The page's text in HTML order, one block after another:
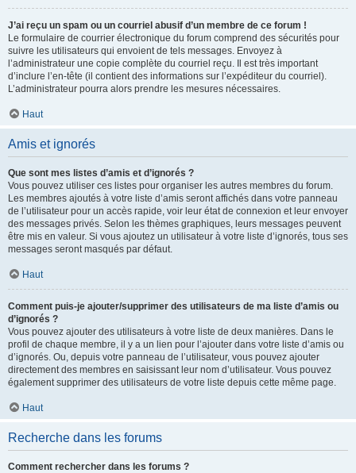
J’ai reçu un spam ou un courriel abusif d’un membre de ce forum !
Le formulaire de courrier électronique du forum comprend des sécurités pour
suivre les utilisateurs qui envoient de tels messages. Envoyez à
l’administrateur une copie complète du courriel reçu. Il est très important
d’inclure l’en-tête (il contient des informations sur l’expéditeur du courriel).
L’administrateur pourra alors prendre les mesures nécessaires.
Haut
Amis et ignorés
Que sont mes listes d’amis et d’ignorés ?
Vous pouvez utiliser ces listes pour organiser les autres membres du forum.
Les membres ajoutés à votre liste d’amis seront affichés dans votre panneau
de l’utilisateur pour un accès rapide, voir leur état de connexion et leur envoyer
des messages privés. Selon les thèmes graphiques, leurs messages peuvent
être mis en valeur. Si vous ajoutez un utilisateur à votre liste d’ignorés, tous ses
messages seront masqués par défaut.
Haut
Comment puis-je ajouter/supprimer des utilisateurs de ma liste d’amis ou
d’ignorés ?
Vous pouvez ajouter des utilisateurs à votre liste de deux manières. Dans le
profil de chaque membre, il y a un lien pour l’ajouter dans votre liste d’amis ou
d’ignorés. Ou, depuis votre panneau de l’utilisateur, vous pouvez ajouter
directement des membres en saisissant leur nom d’utilisateur. Vous pouvez
également supprimer des utilisateurs de votre liste depuis cette même page.
Haut
Recherche dans les forums
Comment rechercher dans les forums ?